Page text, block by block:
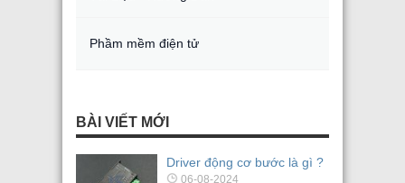
Phầm mềm điện tử
BÀI VIẾT MỚI
Driver động cơ bước là gì ?
06-08-2024